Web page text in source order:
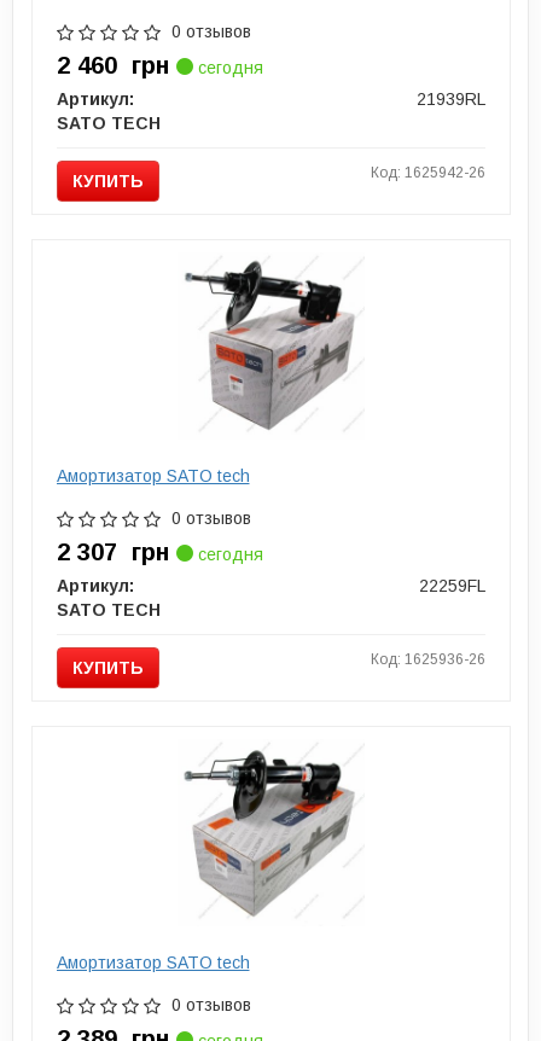
0 отзывов
2 460 грн
сегодня
Артикул:
21939RL
SATO TECH
КУПИТЬ Код: 1625942-26
Амортизатор SATO tech
0 отзывов
2 307 грн
сегодня
Артикул:
22259FL
SATO TECH
КУПИТЬ Код: 1625936-26
Амортизатор SATO tech
0 отзывов